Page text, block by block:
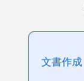
文書作成